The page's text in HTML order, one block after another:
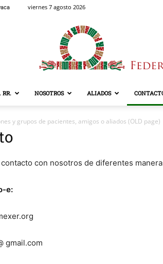
viernes 7 agosto 2026
RR. NOSOTROS ALIADOS
y grupos de pacientes, amigos o aliados (OLD page)
con nosotros de diferentes
e:
gmail.com